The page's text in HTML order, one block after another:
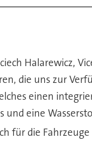
Halarewicz,
die uns zur
einen
und eine
für die